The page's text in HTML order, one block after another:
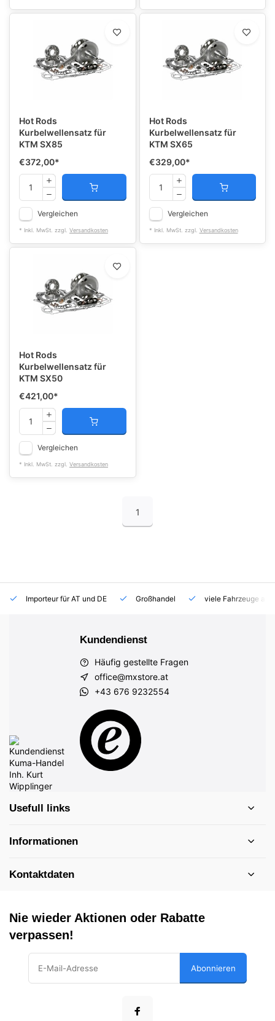
Hot Rods
Kurbelwellensatz für
KTM SX85
€372,00*
Vergleichen
* Inkl. MwSt. zzgl. Versandkosten
Hot Rods
Kurbelwellensatz für
KTM SX65
€329,00*
Vergleichen
* Inkl. MwSt. zzgl. Versandkosten
Hot Rods
Kurbelwellensatz für
KTM SX50
€421,00*
Vergleichen
* Inkl. MwSt. zzgl. Versandkosten
1
Importeur für AT und DE Großhandel viele Fahrzeuge auf
Kundendienst
Häufig gestellte Fragen
office@mxstore.at
+43 676 9232554
Usefull links
Informationen
Kontaktdaten
Nie wieder Aktionen oder Rabatte
verpassen!
Abonnieren